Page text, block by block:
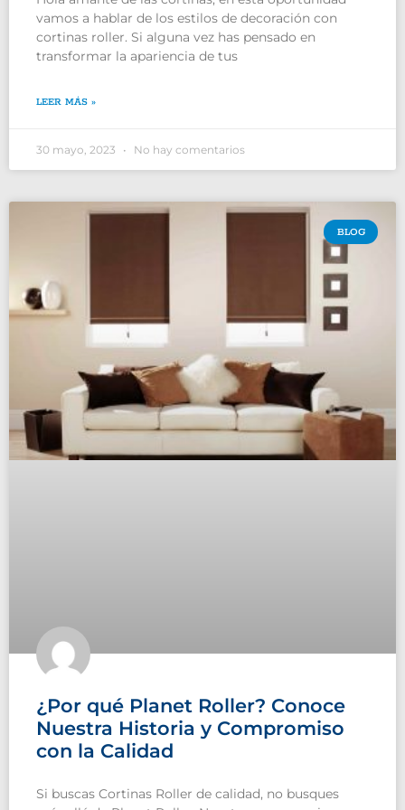
vamos a hablar de los estilos de decoración con
cortinas roller. Si alguna vez has pensado en
transformar la apariencia de tus
LEER MÁS »
30 mayo, 2023 No hay comentarios
BLOG
¿Por qué Planet Roller? Conoce
Nuestra Historia y Compromiso
con la Calidad
Si buscas Cortinas Roller de calidad, no busques